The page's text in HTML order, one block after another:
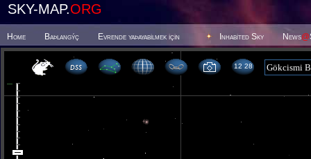
SKY-MAP.ORG
Home Baþlangýç Evrende yaþayabilmek için Inhabited Sky News@
12 28